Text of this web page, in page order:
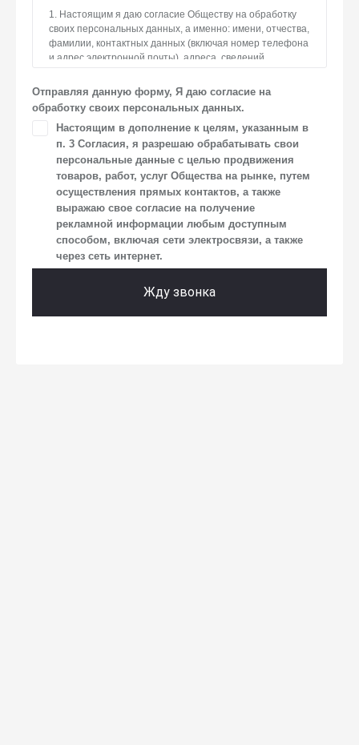
1. Настоящим я даю согласие Обществу на обработку
своих персональных данных, а именно: имени, отчества,
фамилии, контактных данных (включая номер телефона
и адрес электронной почты), адреса, сведений
к автомобилю(-ям) и товарам/услугам, IP-адреса, сведений
об устройстве, операционной системы устройства
и модели мобильного телефона посетителя сайта,
уникального идентификатора посетителя сайта,
предпочтительного времени и способа для контакта,
истории контактов.
2. Под обработкой персональных данных понимаются
следующие действия: сбор, запись, систематизация,
накопление, хранение, уточнение (обновление,
изменение), извлечение, использование, передача
(предоставление, доступ), блокирование, удаление,
уничтожение персональных данных. Общество
обрабатывает персональные данные с использованием
средств автоматизации.
Отправляя данную форму, Я даю согласие на
обработку своих персональных данных.
Настоящим в дополнение к целям, указанным в
п. 3 Согласия, я разрешаю обрабатывать свои
персональные данные с целью продвижения
товаров, работ, услуг Общества на рынке, путем
осуществления прямых контактов, а также
выражаю свое согласие на получение
рекламной информации любым доступным
способом, включая сети электросвязи, а также
через сеть интернет.
Жду звонка